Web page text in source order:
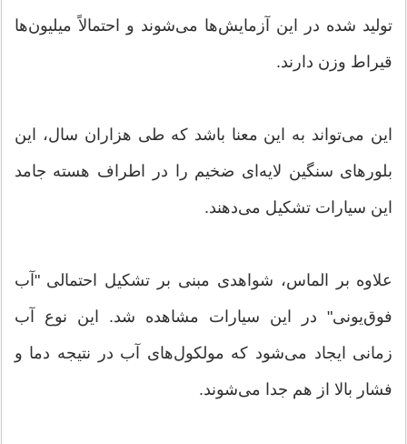
تولید شده در این آزمایش‌ها می‌شوند و احتمالاً میلیون‌ها
قیراط وزن دارند.
این می‌تواند به این معنا باشد که طی هزاران سال، این
بلورهای سنگین‌ لایه‌ای ضخیم را در اطراف هسته جامد
این سیارات تشکیل می‌دهند.
علاوه بر الماس، شواهدی مبنی بر تشکیل احتمالی "آب
فوق‌یونی" در این سیارات مشاهده شد. این نوع آب
زمانی ایجاد می‌شود که مولکول‌های آب در نتیجه دما و
فشار بالا از هم جدا می‌شوند.